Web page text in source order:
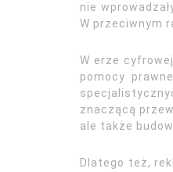
nie
W przeciwnym
W erze
pomocy
znaczącą
ale także
Dlatego też,